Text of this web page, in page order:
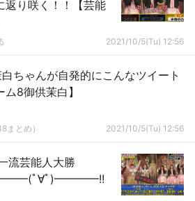
返り咲く！！【芸能
2021/10/5(Tu) 12:56
ちゃんが自発的にこんなツイート
8御供茉白】
まとめ） 2021/10/5(Tu) 12:56
流芸能人大勝
ﾟ∀ﾟ)━━━━!!